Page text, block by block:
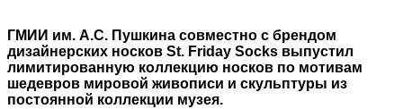
ГМИИ им. А.С. Пушкина совместно с брендом
дизайнерских носков St. Friday Socks выпустил
лимитированную коллекцию носков по мотивам
шедевров мировой живописи и скульптуры из
постоянной коллекции музея.